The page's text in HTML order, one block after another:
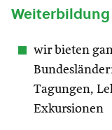
Weiterbildung
wir bieten
Tagungen,
Exkursionen